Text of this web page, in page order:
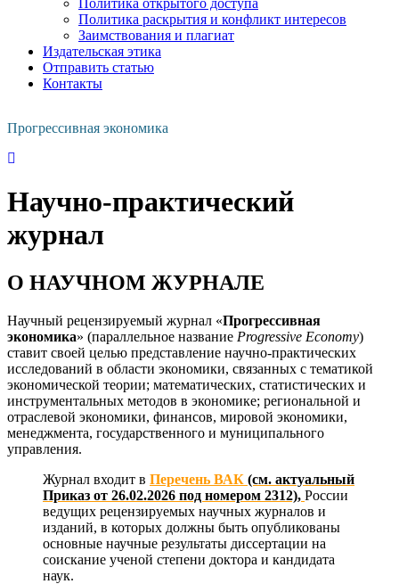
Политика открытого доступа
Политика раскрытия и конфликт интересов
Заимствования и плагиат
Издательская этика
Отправить статью
Контакты
Прогрессивная экономика
Научно-практический
журнал
О НАУЧНОМ ЖУРНАЛЕ
Научный рецензируемый журнал «Прогрессивная
экономика» (параллельное название Progressive Economy)
ставит своей целью представление научно-практических
исследований в области экономики, связанных с тематикой
экономической теории; математических, статистических и
инструментальных методов в экономике; региональной и
отраслевой экономики, финансов, мировой экономики,
менеджмента, государственного и муниципального
управления.
Журнал входит в Перечень ВАК (см. актуальный
Приказ от 26.02.2026 под номером 2312), России
ведущих рецензируемых научных журналов и
изданий, в которых должны быть опубликованы
основные научные результаты диссертации на
соискание ученой степени доктора и кандидата
наук.